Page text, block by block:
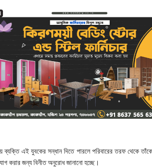
এই যুবকের সন্ধান দিতে পারলে পরিবারের তরফ থেকে
করার জন্য বিনীত অনুরোধ জানানো হচ্ছে।